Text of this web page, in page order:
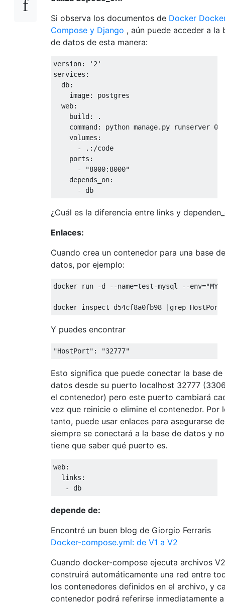
Si observa los documentos de Docker
Compose y Django , aún puede acceder a la
de datos de esta manera:
version: '2'
services:
  db:
    image: postgres
  web:
    build: .
command: python manage.py runserver
    volumes:
      - .:/code
    ports:
      - "8000:8000"
    depends_on:
¿Cuál es la diferencia entre links y
Enlaces:
Cuando crea un contenedor para una base de
datos, por ejemplo:
docker run -d --name=test-mysql --
Y puedes encontrar
Esto significa que puede conectar la base de
datos desde su puerto localhost 32777
el contenedor) pero este puerto cambiará
vez que reinicie o elimine el contenedor. Por
tanto, puede usar enlaces para asegurarse
siempre se conectará a la base de datos y no
tiene que saber qué puerto es.
web:
  links:
depende de:
Encontré un buen blog de Giorgio Ferraris
Docker-compose.yml: de V1 a V2
Cuando docker-compose ejecuta archivos
construirá automáticamente una red entre
los contenedores definidos en el archivo, y
contenedor podrá referirse inmediatamente